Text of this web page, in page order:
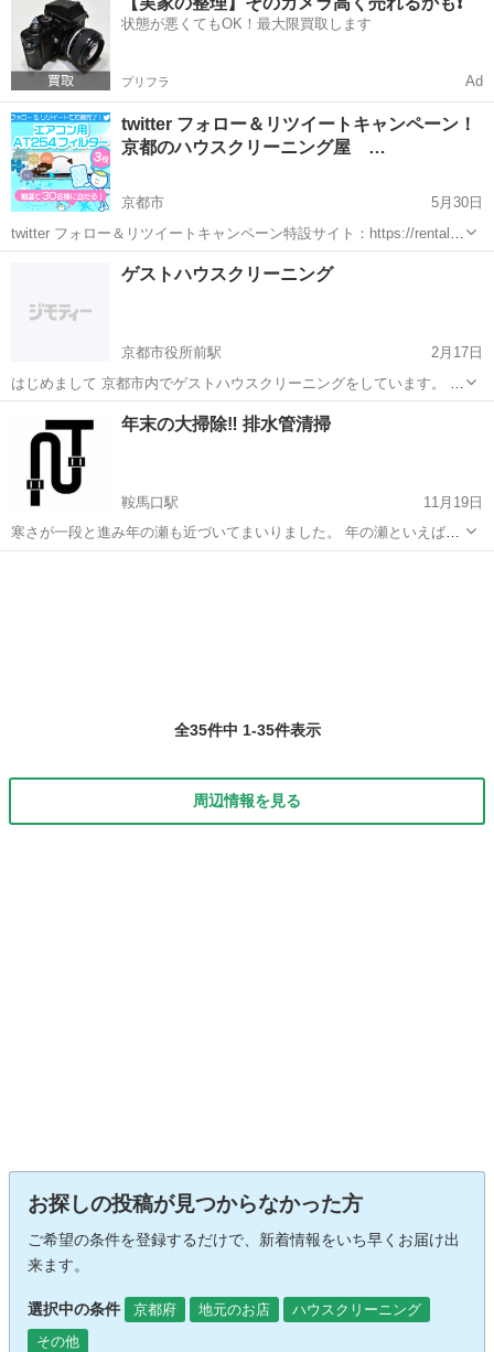
してほとんど支払い無しで施工できます！！ (そのスキームもお教えし
ます) WEBミーティング...状態が悪くてもOK！最大限買取します
プリフラ Ad
twitter フォロー＆リツイートキャンペーン！
京都のハウスクリーニング屋 …
京都市
5月30日
twitter フォロー＆リツイートキャンペーン特設サイト：https://rental-
cleaning.jp/twitter-campaign ハウスクリーニングのご依頼フリーダイヤ
ル 0120-789-345 ハウ...
その他
ゲストハウスクリーニング
京都市役所前駅
2月17日
はじめまして 京都市内でゲストハウスクリーニングをしています。 今
回は、クリーナーさんを探しています。 経験者も未経験者の方も大歓
迎です。 詳細は、メールにてお伝えします。 ご応募お待ちしていま
す。 宜しくお願い致します。
京都市役所前駅 その他
年末の大掃除‼︎ 排水管清掃
鞍馬口駅
11月19日
寒さが一段と進み年の瀬も近づいてまいりました。 年の瀬といえば大
掃除。 一年に一回普段は手の届かないところを掃除しますよね。 そん
全35件中 1-35件表示
周辺情報を見る
お探しの投稿が見つからなかった方
ご希望の条件を登録するだけで、新着情報をいち早くお届け出
来ます。
選択中の条件 京都府 地元のお店
ハウスクリーニング
その他